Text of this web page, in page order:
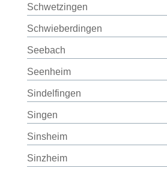
Schwetzingen
Schwieberdingen
Seebach
Seenheim
Sindelfingen
Singen
Sinsheim
Sinzheim